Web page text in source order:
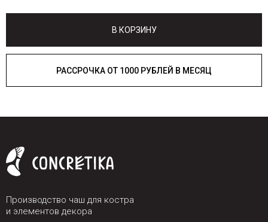
В КОРЗИНУ
РАССРОЧКА ОТ 1000 РУБЛЕЙ В МЕСЯЦ
Производство чаш для костра
и элементов декора